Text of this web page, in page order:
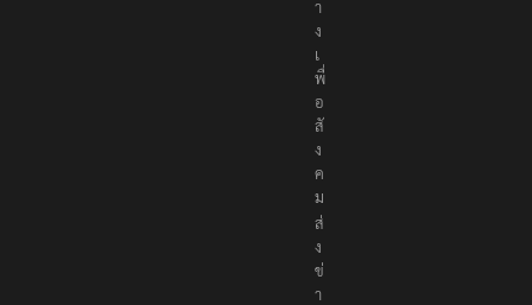
า
ง
เ
พื่
อ
สั
ง
ค
ม
ส่
ง
ข่
า